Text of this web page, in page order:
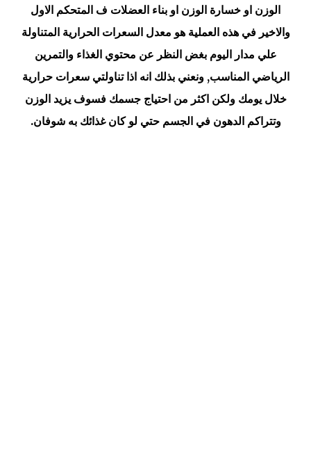
الوزن او خسارة الوزن او بناء العضلات ف المتحكم الاول
والاخير في هذه العملية هو معدل السعرات الحرارية المتناولة
علي مدار اليوم بغض النظر عن محتوي الغذاء والتمرين
الرياضي المناسب, ونعني بذلك انه اذا تناولتي سعرات حرارية
خلال يومك ولكن اكثر من احتياج جسمك فسوف يزيد الوزن
وتتراكم الدهون في الجسم حتي لو كان غذائك به شوفان.